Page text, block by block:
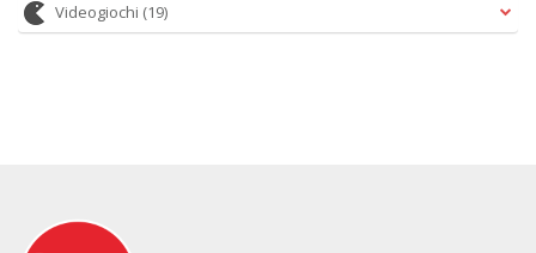
Videogiochi (19)